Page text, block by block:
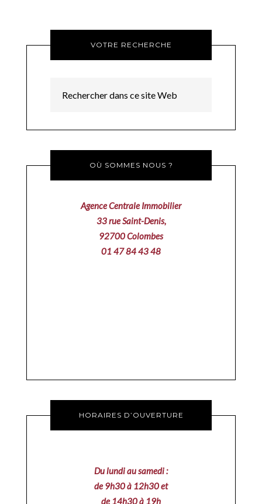
VOTRE RECHERCHE
OÙ SOMMES NOUS ?
Agence Centrale Immobilier
33 rue Saint-Denis,
92700 Colombes
01 47 84 43 48
HORAIRES D’OUVERTURE
Du lundi au samedi :
de 9h30 à 12h30 et
de 14h30 à 19h